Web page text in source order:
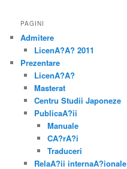
PAGINI
Admitere
LicenA?A? 2011
Prezentare
LicenA?A?
Masterat
Centru Studii Japoneze
PublicaA?ii
Manuale
CA?rA?i
Traduceri
RelaA?ii internaA?ionale